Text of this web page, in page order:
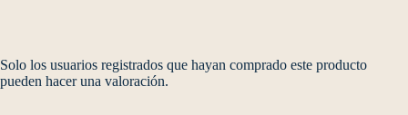
Solo los usuarios registrados que hayan comprado este producto
pueden hacer una valoración.